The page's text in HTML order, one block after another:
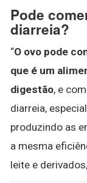
Pode
diarreia?
“O ovo pode
que é um
digestão, e
diarreia,
produzindo as
a mesma
leite e